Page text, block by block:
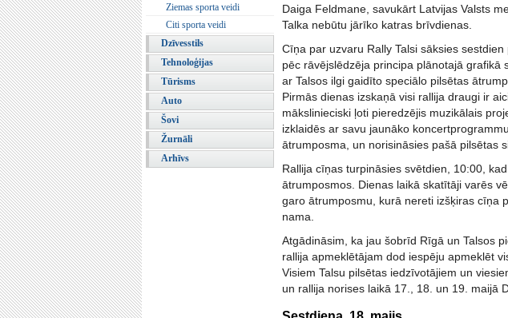
Ziemas sporta veidi
Citi sporta veidi
Dzīvesstils
Tehnoloģijas
Tūrisms
Auto
Šovi
Žurnāli
Arhīvs
Daiga Feldmane, savukārt Latvijas Valsts
Talka nebūtu jārīko katras brīvdienas.
Cīņa par uzvaru Rally Talsi sāksies
pēc rāvējslēdzēja principa plānotajā
ar Talsos ilgi gaidīto speciālo pilsētas
Pirmās dienas izskaņā visi rallija draugi ir
mākslinieciski ļoti pieredzējis muzikālais
izklaidēs ar savu jaunāko
ātrumposma, un norisināsies pašā pilsētas
Rallija cīņas turpināsies svētdien, 10:00,
ātrumposmos. Dienas laikā skatītāji varēs
garo ātrumposmu, kurā nereti izšķiras cīņa
nama.
Atgādināsim, ka jau šobrīd Rīgā un Talsos
rallija apmeklētājam dod iespēju apmeklēt
Visiem Talsu pilsētas iedzīvotājiem un
un rallija norises laikā 17., 18. un 19. maijā